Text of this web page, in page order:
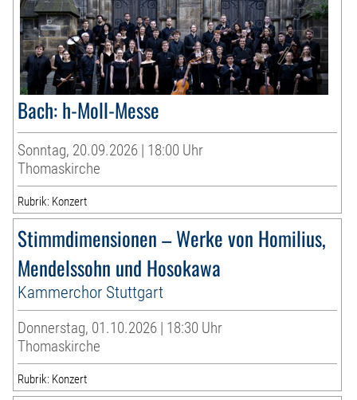
Bach: h-Moll-Messe
Sonntag, 20.09.2026 | 18:00 Uhr
Thomaskirche
Rubrik: Konzert
Stimmdimensionen – Werke von Homilius,
Mendelssohn und Hosokawa
Kammerchor Stuttgart
Donnerstag, 01.10.2026 | 18:30 Uhr
Thomaskirche
Rubrik: Konzert